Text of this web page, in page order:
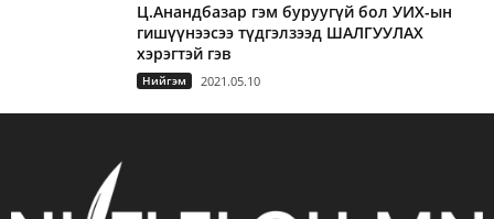
Ц.Анандбазар гэм буруугүй бол УИХ-ын
гишүүнээсээ түдгэлзээд ШАЛГУУЛАХ
хэрэгтэй гэв
Нийгэм 2021.05.10